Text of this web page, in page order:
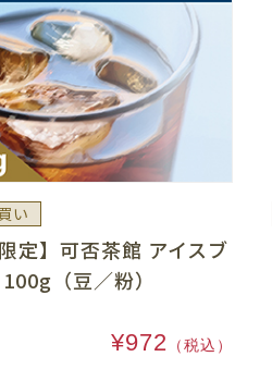
い
限定】可否茶館 アイスブ
（豆／粉）
¥972 （税込）